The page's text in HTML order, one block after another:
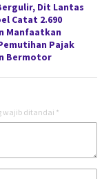
Dit Lantas
Catat 2.690
Manfaatkan
Pajak
Bermotor
wajib ditandai *